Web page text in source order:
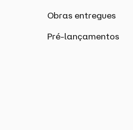
Obras entregues
Pré-lançamentos